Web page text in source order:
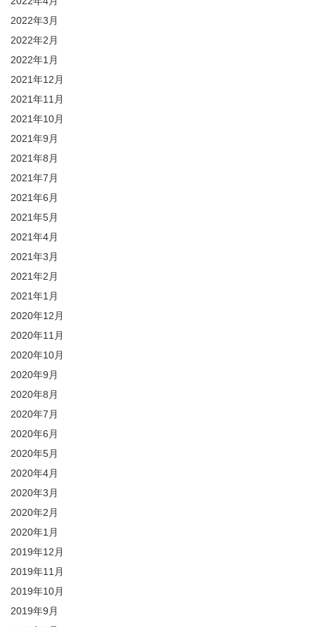
2022年3月
2022年2月
2022年1月
2021年12月
2021年11月
2021年10月
2021年9月
2021年8月
2021年7月
2021年6月
2021年5月
2021年4月
2021年3月
2021年2月
2021年1月
2020年12月
2020年11月
2020年10月
2020年9月
2020年8月
2020年7月
2020年6月
2020年5月
2020年4月
2020年3月
2020年2月
2020年1月
2019年12月
2019年11月
2019年10月
2019年9月